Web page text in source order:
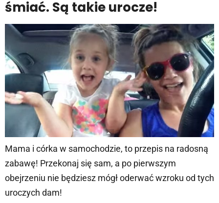
śmiać. Są takie urocze!
Mama i córka w samochodzie, to przepis na radosną
zabawę! Przekonaj się sam, a po pierwszym
obejrzeniu nie będziesz mógł oderwać wzroku od tych
uroczych dam!